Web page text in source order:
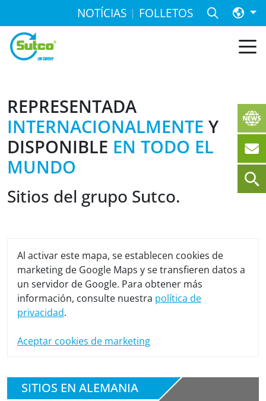
NOTÍCIAS FOLLETOS
REPRESENTADA
INTERNACIONALMENTE Y
DISPONIBLE EN TODO EL
MUNDO
Sitios del grupo Sutco.
Al activar este mapa, se establecen cookies de
marketing de Google Maps y se transfieren datos a
un servidor de Google. Para obtener más
información, consulte nuestra política de
privacidad.
Aceptar cookies de marketing
SITIOS EN ALEMANIA